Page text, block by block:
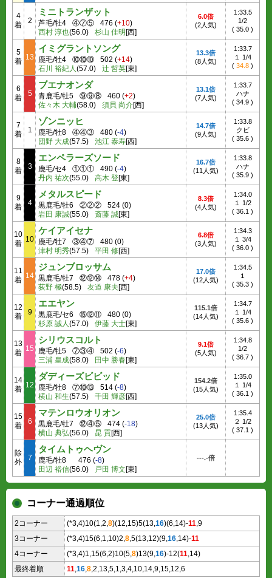
4
着
2
ミニトランザット
芦毛/牡4 ④⑦⑤ 476 (+10)
西村 淳也(56.0) 杉山 佳明 [西]
6.0倍
(2人気)
1:33.5
1/2
( 35.0 )
5
着 13
イミグラントソング
鹿毛/牡4 ⑩⑩⑩ 502 (+14)
石川 裕紀人(57.0) 辻 哲英[東]
13.3倍
(8人気)
1:33.7
１ 1/4
( 34.8 )
6
着
5
ブエナオンダ
青鹿毛/牡5 ⑨⑨⑧ 460 (+2)
佐々木 大輔(58.0) 須貝 尚介[西]
13.1倍
(7人気)
1:33.7
ハナ
( 34.9 )
7
着
1
ゾンニッヒ
鹿毛/牡8 ④④③ 480 (-4)
団野 大成(57.5) 池江 泰寿[西]
14.7倍
(9人気)
1:33.8
クビ
( 35.6 )
8
着
3
エンペラーズソード
鹿毛/セ4 ①①① 490 (-4)
丹内 祐次(55.0) 高木 登[東]
16.7倍
(11人気)
1:33.8
ハナ
( 35.9 )
9
着
4
メタルスピード
黒鹿毛/牡6 ②②② 524 (0)
岩田 康誠(55.0) 斎藤 誠[東]
8.3倍
(4人気)
1:34.0
１ 1/2
( 36.1 )
10
着 10
ケイアイセナ
鹿毛/牡7 ③④⑦ 480 (0)
津村 明秀(57.5) 平田 修[西]
6.8倍
(3人気)
1:34.3
１ 3/4
( 36.0 )
11
着 14
ジュンブロッサム
黒鹿毛/牡7 ⑫⑫⑭ 478 (+4)
荻野 極(58.5) 友道 康夫[西]
17.0倍
(12人気)
1:34.5
１
( 35.3 )
12
着
9
エエヤン
黒鹿毛/セ6 ⑮⑫⑪ 480 (0)
杉原 誠人(57.0) 伊藤 大士[東]
115.1倍
(14人気)
1:34.7
１ 1/4
( 35.6 )
13
着 15
シリウスコルト
鹿毛/牡5 ⑦③④ 502 (-6)
三浦 皇成(58.0) 田中 勝春[東]
9.1倍
(5人気)
1:34.8
1/2
( 36.7 )
14
着 12
ダディーズビビッド
鹿毛/牡8 ⑦⑩⑬ 514 (-8)
横山 和生(57.5) 千田 輝彦[西]
154.2倍
(15人気)
1:35.0
１ 1/4
( 36.1 )
15
着
6
マテンロウオリオン
黒鹿毛/牡7 ⑫④⑤ 474 (-18)
横山 典弘(56.0) 昆 貢[西]
25.0倍
(13人気)
1:35.4
２ 1/2
( 37.1 )
除
外
7
タイムトゥヘヴン
鹿毛/牡8 476 (-8)
田辺 裕信(56.0) 戸田 博文[東]
---.-倍
コーナー通過順位
2コーナー (*3,4)10(1,2,8)(12,15)5(13,16)(6,14)-11,9
3コーナー
(*3,4)15(6,1,10)2,8,5(13,12)(9,16,14)-11
4コーナー
(*3,4)1,15(6,2)10(5,8)13(9,16)-12(11,14)
最終着順
11,16,8,2,13,5,1,3,4,10,14,9,15,12,6